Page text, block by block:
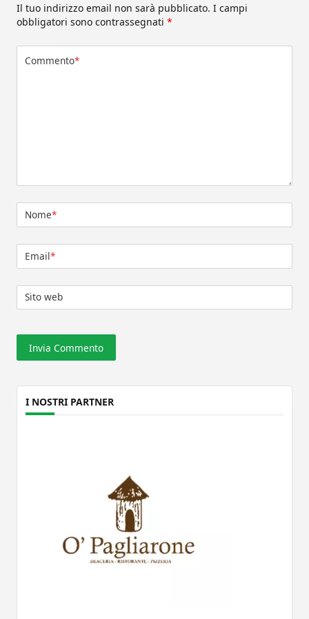
Il tuo indirizzo email non sarà pubblicato. I campi
obbligatori sono contrassegnati *
Commento*
Nome*
Email*
Sito web
I NOSTRI PARTNER